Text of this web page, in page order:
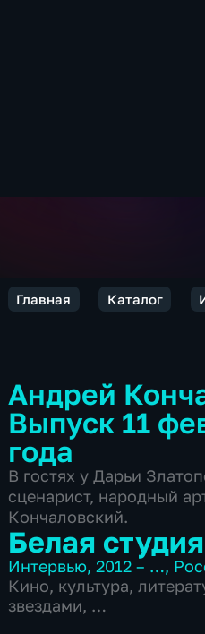
Главная Каталог
Андрей
Выпуск 11
года
В гостях у Дарьи
сценарист, народный
Кончаловский.
Белая студия
Интервью,2012 – …,
Кино, культура,
звездами,